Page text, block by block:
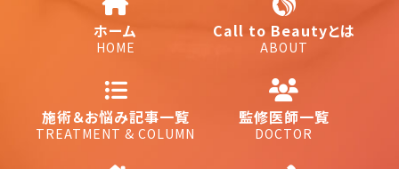
ホーム
HOME
Call to Beautyとは
ABOUT
施術＆お悩み記事一覧
TREATMENT & COLUMN
監修医師一覧
DOCTOR